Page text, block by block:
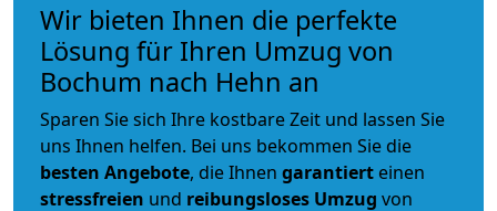
Wir bieten Ihnen die perfekte
Lösung für Ihren Umzug von
Bochum nach Hehn an
Sparen Sie sich Ihre kostbare Zeit und lassen Sie
uns Ihnen helfen. Bei uns bekommen Sie die
besten Angebote, die Ihnen garantiert einen
stressfreien und reibungsloses Umzug von